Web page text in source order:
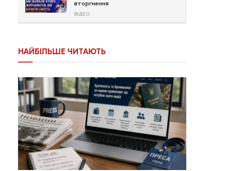
вторгнення
ВІДЕО
НАЙБІЛЬШЕ ЧИТАЮТЬ